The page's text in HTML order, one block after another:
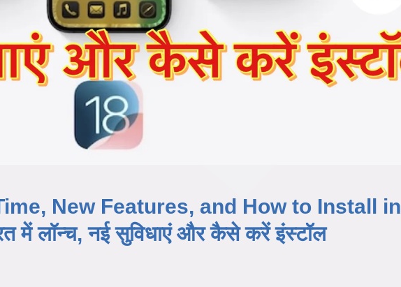
New Features, and How to Install in
में लॉन्च, नई सुविधाएं और कैसे करें इंस्टॉल